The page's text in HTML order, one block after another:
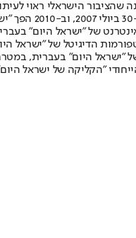
הישראלי ראוי
תשלום.
הדיגיטל של "ישראל
של "ישראל היום"
"הקליקה של ישראל